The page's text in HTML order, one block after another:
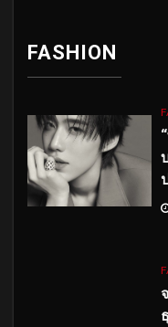
FASHION